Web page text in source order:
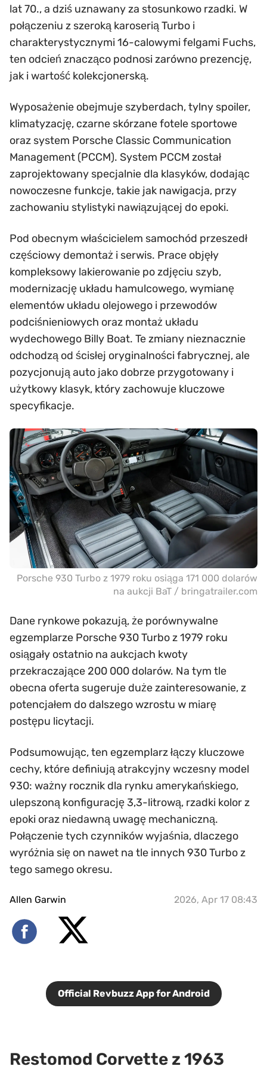
lat 70., a dziś uznawany za stosunkowo rzadki. W
połączeniu z szeroką karoserią Turbo i
charakterystycznymi 16-calowymi felgami Fuchs,
ten odcień znacząco podnosi zarówno prezencję,
jak i wartość kolekcjonerską.
Wyposażenie obejmuje szyberdach, tylny spoiler,
klimatyzację, czarne skórzane fotele sportowe
oraz system Porsche Classic Communication
Management (PCCM). System PCCM został
zaprojektowany specjalnie dla klasyków, dodając
nowoczesne funkcje, takie jak nawigacja, przy
zachowaniu stylistyki nawiązującej do epoki.
Pod obecnym właścicielem samochód przeszedł
częściowy demontaż i serwis. Prace objęły
kompleksowy lakierowanie po zdjęciu szyb,
modernizację układu hamulcowego, wymianę
elementów układu olejowego i przewodów
podciśnieniowych oraz montaż układu
wydechowego Billy Boat. Te zmiany nieznacznie
odchodzą od ścisłej oryginalności fabrycznej, ale
pozycjonują auto jako dobrze przygotowany i
użytkowy klasyk, który zachowuje kluczowe
specyfikacje.
Porsche 930 Turbo z 1979 roku osiąga 171 000 dolarów
na aukcji BaT / bringatrailer.com
Dane rynkowe pokazują, że porównywalne
egzemplarze Porsche 930 Turbo z 1979 roku
osiągały ostatnio na aukcjach kwoty
przekraczające 200 000 dolarów. Na tym tle
obecna oferta sugeruje duże zainteresowanie, z
potencjałem do dalszego wzrostu w miarę
postępu licytacji.
Podsumowując, ten egzemplarz łączy kluczowe
cechy, które definiują atrakcyjny wczesny model
930: ważny rocznik dla rynku amerykańskiego,
ulepszoną konfigurację 3,3-litrową, rzadki kolor z
epoki oraz niedawną uwagę mechaniczną.
Połączenie tych czynników wyjaśnia, dlaczego
wyróżnia się on nawet na tle innych 930 Turbo z
tego samego okresu.
Allen Garwin 2026, Apr 17 08:43
Official Revbuzz App for Android
Restomod Corvette z 1963